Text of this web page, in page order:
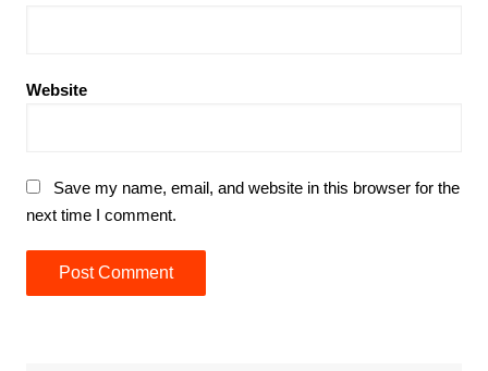
Website
Save my name, email, and website in this browser for the
next time I comment.